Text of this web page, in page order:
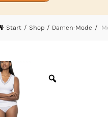
Start Shop Damen-Mode